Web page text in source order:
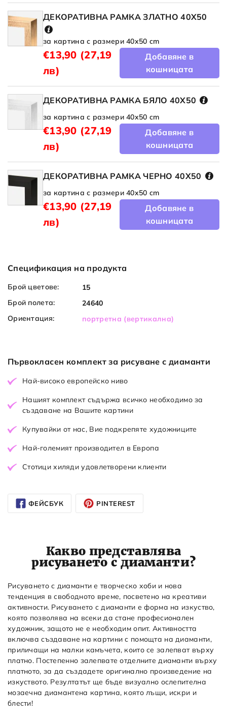
ДЕКОРАТИВНА РАМКА ЗЛАТНО 40X50
за картина с размери 40x50 cm
€13,90 (27,19
лв)
Добавяне в
кошницата
ДЕКОРАТИВНА РАМКА БЯЛО 40X50
за картина с размери 40x50 cm
€13,90 (27,19
лв)
Добавяне в
кошницата
ДЕКОРАТИВНА РАМКА ЧЕРНО 40X50
за картина с размери 40x50 cm
€13,90 (27,19
лв)
Добавяне в
кошницата
Спецификация на продукта
Брой цветове:
15
Брой полета:
24640
Ориентация:
портретна (вертикална)
Първокласен комплект за рисуване с диаманти
Най-високо европейско ниво
Нашият комплект съдържа всичко необходимо за
създаване на Вашите картини
Купувайки от нас, Вие подкрепяте художниците
Най-големият производител в Европа
Стотици хиляди удовлетворени клиенти
ФЕЙСБУК PINTEREST
Какво представлява
рисуването с диаманти?
Рисуването с диаманти е творческо хоби и нова
тенденция в свободното време, посветено на креативи
активности. Рисуването с диаманти е форма на изкуство,
която позволява на всеки да стане професионален
художник, защото не е необходим опит. Активността
включва създаване на картини с помощта на диаманти,
приличащи на малки камъчета, които се залепват върху
платно. Постепенно залепвате отделните диаманти върху
платното, за да създадете оригинално произведение на
изкуството. Резултатът ще бъде визуално ослепителна
мозаечна диамантена картина, която лъщи, искри и
блести!